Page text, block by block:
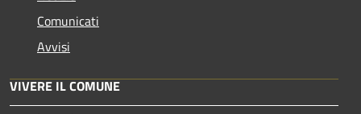
Comunicati
Avvisi
VIVERE IL COMUNE